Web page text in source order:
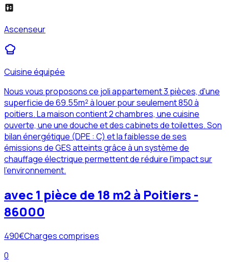
Ascenseur
Cuisine équipée
Nous vous proposons ce joli appartement 3 pièces, d'une
superficie de 69.55m² à louer pour seulement 850 à
poitiers. La maison contient 2 chambres, une cuisine
ouverte, une une douche et des cabinets de toilettes. Son
bilan énergétique (DPE : C) et la faiblesse de ses
émissions de GES atteints grâce à un système de
chauffage électrique permettent de réduire l'impact sur
l'environnement.
avec 1 pièce de 18 m2 à Poitiers -
86000
490€Charges comprises
0